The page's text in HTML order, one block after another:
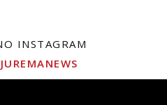
INSTAGRAM